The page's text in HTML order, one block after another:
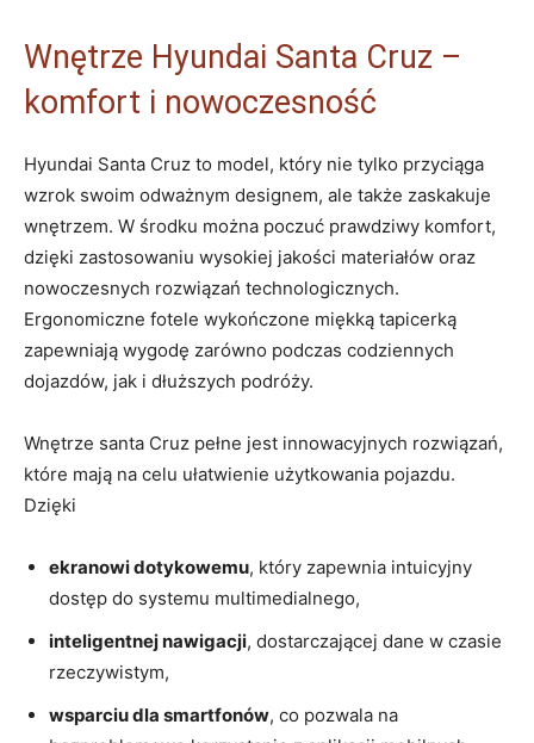
Wnętrze Hyundai Santa Cruz – ​
komfort i nowoczesność
Hyundai Santa Cruz to model, który nie tylko przyciąga
wzrok ⁤swoim odważnym designem, ale także zaskakuje
wnętrzem. W⁣ środku⁤ można poczuć prawdziwy komfort,⁣
dzięki zastosowaniu wysokiej jakości ⁤materiałów oraz
nowoczesnych rozwiązań technologicznych.
Ergonomiczne⁢ fotele wykończone‍ miękką ‌tapicerką
zapewniają wygodę zarówno podczas codziennych
dojazdów, jak i dłuższych⁢ podróży.
Wnętrze santa Cruz pełne jest innowacyjnych rozwiązań,
⁣które mają na ​celu ułatwienie użytkowania pojazdu.
Dzięki
ekranowi dotykowemu, który zapewnia⁤ intuicyjny
dostęp do systemu multimedialnego,
inteligentnej‌ nawigacji,⁣ dostarczającej dane w czasie
rzeczywistym,
wsparciu dla smartfonów, co pozwala na